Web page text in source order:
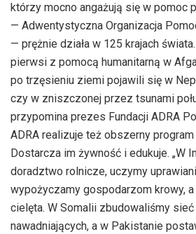
którzy mocno angażują się w pomoc
— Adwentystyczna Organizacja
— prężnie działa w 125 krajach
pierwsi z pomocą humanitarną w
po trzęsieniu ziemi pojawili się w
czy w zniszczonej przez tsunami
przypomina prezes Fundacji ADRA
ADRA realizuje też obszerny program
Dostarcza im żywność i edukuje. „W
doradztwo rolnicze, uczymy
wypożyczamy gospodarzom krowy,
cielęta. W Somalii zbudowaliśmy sieć
nawadniających, a w Pakistanie